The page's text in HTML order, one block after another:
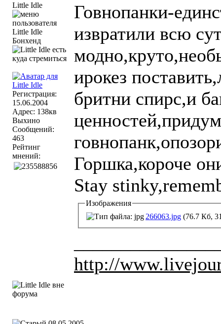
Little Idle
Бонхенд
Регистрация:
15.06.2004
Адрес: 138кв
Выхино
Сообщений:
463
Рейтинг
мнений:
Говнопанки-
извратили всю
ирокез
бритни спирс,и
Горшка,короче
Stay
Изображения
266063.jpg (76.7 Кб,
http://